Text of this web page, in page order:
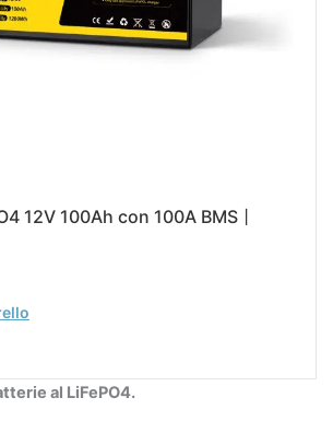
12V 100Ah con 100A BMS丨
al LiFePO4.